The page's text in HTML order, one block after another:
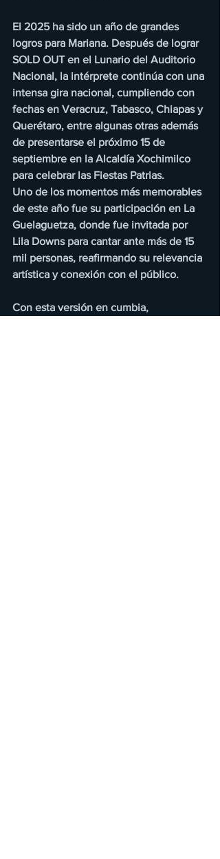
El 2025 ha sido un año de grandes
logros para Mariana. Después de lograr
SOLD OUT en el Lunario del Auditorio
Nacional, la intérprete continúa con una
intensa gira nacional, cumpliendo con
fechas en Veracruz, Tabasco, Chiapas y
Querétaro, entre algunas otras además
de presentarse el próximo 15 de
septiembre en la Alcaldía Xochimilco
para celebrar las Fiestas Patrias.
Uno de los momentos más memorables
de este año fue su participación en La
Guelaguetza, donde fue invitada por
Lila Downs para cantar ante más de 15
mil personas, reafirmando su relevancia
artística y conexión con el público.
Con esta versión en cumbia,